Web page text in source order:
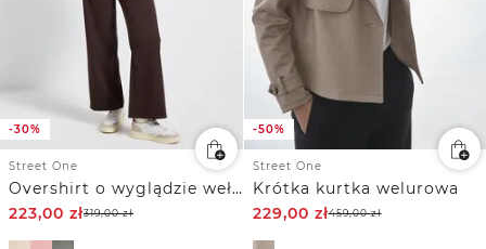
-30%
Street One
Overshirt o wyglądzie wełny
223,00 zł319,00zł
-50%
Street One
Krótka kurtka welurowa
229,00 zł459,00zł